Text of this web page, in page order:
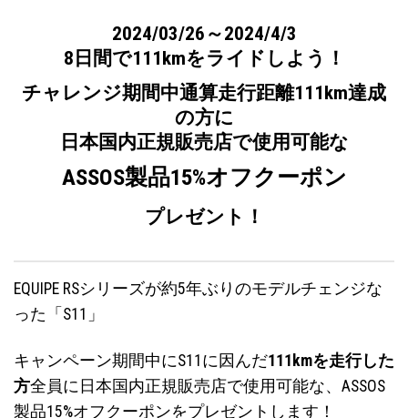
2024/03/26～2024/4/3
8日間で111kmをライドしよう！
チャレンジ期間中通算走行距離111km達成
の方に
日本国内正規販売店で使用可能な
ASSOS製品15%オフクーポン
プレゼント！
EQUIPE RSシリーズが約5年ぶりのモデルチェンジな
った「S11」
キャンペーン期間中にS11に因んだ111kmを走行した
方全員に日本国内正規販売店で使用可能な、ASSOS
製品15%オフクーポンをプレゼントします！